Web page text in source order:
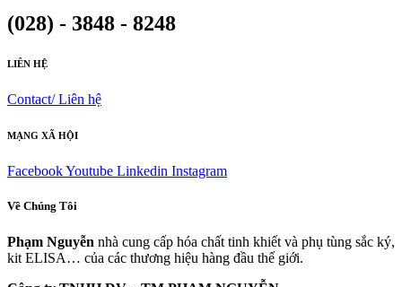
(028) - 3848 - 8248
LIÊN HỆ
Contact/ Liên hệ
MẠNG XÃ HỘI
FacebookYoutube Linkedin Instagram
Về Chúng Tôi
Phạm Nguyễn nhà cung cấp hóa chất tinh khiết và phụ tùng sắc ký,
kit ELISA… của các thương hiệu hàng đầu thế giới.